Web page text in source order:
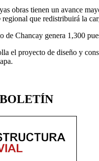
obras tienen un avance
regional que redistribuirá la
de Chancay genera 1,300
el proyecto de diseño y